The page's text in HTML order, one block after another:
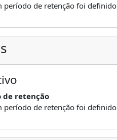
período de retenção foi definido
de retenção
período de retenção foi definido